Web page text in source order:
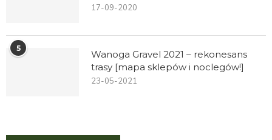
17-09-2020
5
Wanoga Gravel 2021 – rekonesans
trasy [mapa sklepów i noclegów!]
23-05-2021